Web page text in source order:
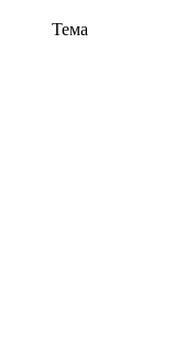
Тема